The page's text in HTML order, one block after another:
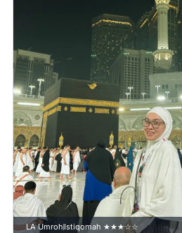
LA Umroh Istiqomah ★★★☆☆